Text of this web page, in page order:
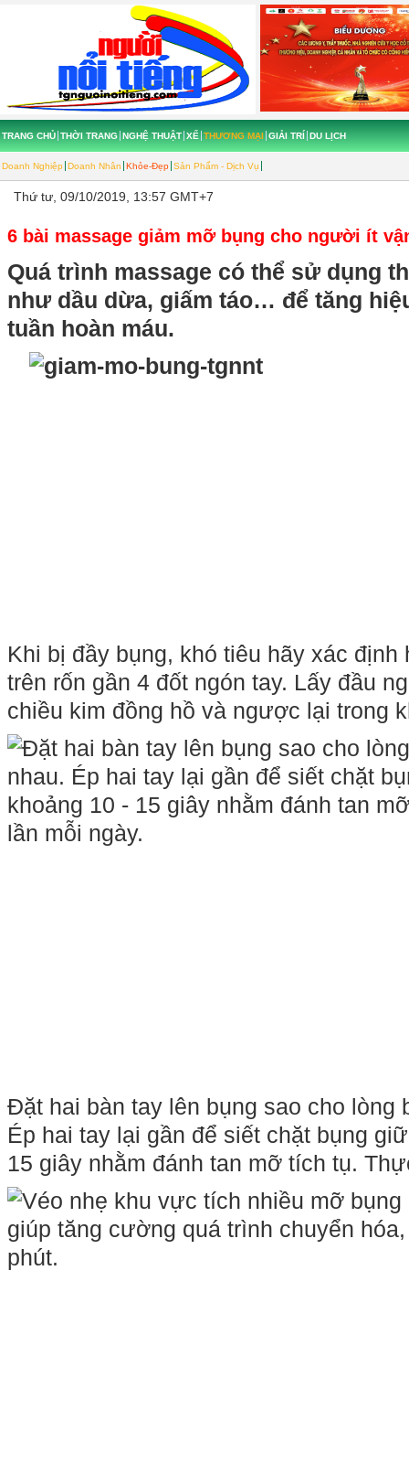
TRANG CHỦ THỜI TRANG NGHỆ THUẬT XẾ THƯƠNG MẠI
Doanh Nghiệp Doanh Nhân Khỏe-Đẹp Sản Phẩm - Dịch Vụ
GIẢI TRÍ DU LỊCH
Thứ tư, 09/10/2019, 13:57 GMT+7
6 bài massage giảm mỡ bụng cho người ít
Quá trình massage có thể sử dụng
như dầu dừa, giấm táo… để tăng
tuần hoàn máu.
Khi bị đầy bụng, khó tiêu hãy xác định
trên rốn gần 4 đốt ngón tay. Lấy đầu
chiều kim đồng hồ và ngược lại trong
Đặt hai bàn tay lên bụng sao cho lòng
Ép hai tay lại gần để siết chặt bụng
15 giây nhằm đánh tan mỡ tích tụ.